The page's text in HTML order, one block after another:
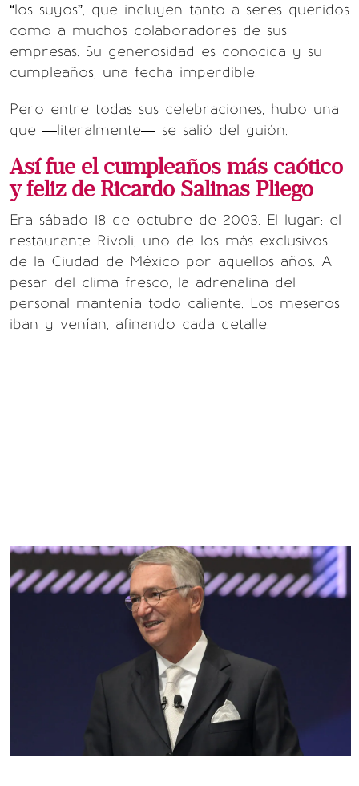
“los suyos”, que incluyen tanto a seres queridos
como a muchos colaboradores de sus
empresas. Su generosidad es conocida y su
cumpleaños, una fecha imperdible.
Pero entre todas sus celebraciones, hubo una
que —literalmente— se salió del guión.
Así fue el cumpleaños más caótico
y feliz de Ricardo Salinas Pliego
Era sábado 18 de octubre de 2003. El lugar: el
restaurante Rivoli, uno de los más exclusivos
de la Ciudad de México por aquellos años. A
pesar del clima fresco, la adrenalina del
personal mantenía todo caliente. Los meseros
iban y venían, afinando cada detalle.